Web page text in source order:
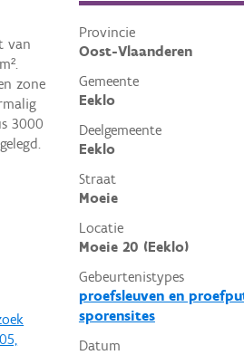
Provincie
Oost-Vlaanderen
Gemeente
Eeklo
Deelgemeente
Eeklo
Straat
Moeie
Locatie
Moeie 20 (Eeklo)
Gebeurtenistypes
proefsleuven en
sporensites
Datum
van
zone
3000